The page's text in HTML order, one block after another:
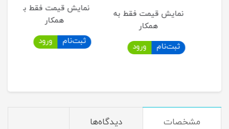
نمایش قیمت فقط به
همکار
ثبت‌نام
ورود
نمایش قیمت فقط به
همکار
ثبت‌نام
ورود
مشخصات دیدگاه‌ها